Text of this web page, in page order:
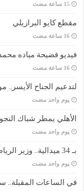
‏15 ساعة مضت
مقطع كايو البرازيلي
‏16 ساعة مضت
فيديو فضيحة مياده
‏16 ساعة مضت
لتدعيم الجناح
‏يوم واحد مضت
الأهلي يمطر شباك
‏يوم واحد مضت
بـ 34 ميدالية.. وزير الرياضة يهنيء اتحاد الشطرنج بتصدر البطولة العربية
‏يوم واحد مضت
في الساعات المقبلة..